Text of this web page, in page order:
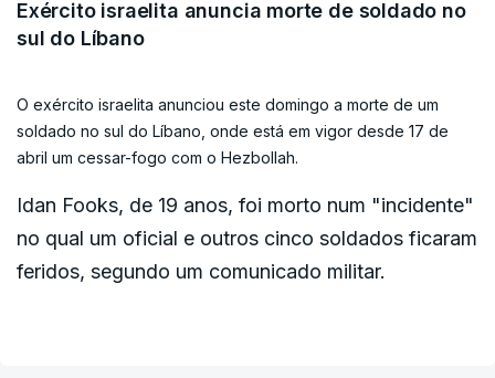
O Hezbollah rejeitou as acusações, afirmando que
as suas operações constituem uma "resposta
parte de Israel desde o início do acordo. Em
comunicado, citado pela agência de notícias
francesa AFP, o movimento garantiu que
continuará a retaliar e declarou-se preparado para
defender o território libanês.
paz em curso no Médio Oriente.
Exército israelita anuncia morte de soldado no
sul do Líbano
O exército israelita anunciou este domingo a morte de um
soldado no sul do Líbano, onde está em vigor desde 17 de
abril um cessar-fogo com o Hezbollah.
Idan Fooks, de 19 anos, foi morto num "incidente"
no qual um oficial e outros cinco soldados ficaram
feridos, segundo um comunicado militar.